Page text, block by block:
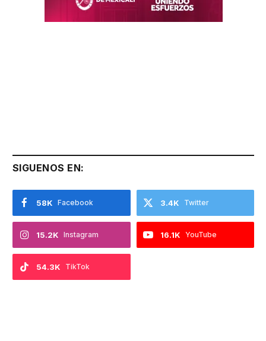
SIGUENOS EN:
Facebook
58K Twitter
3.4K
Instagram
15.2K YouTube
16.1K
TikTok
54.3K